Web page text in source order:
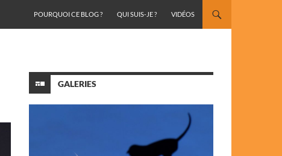
POURQUOI CE BLOG ?
QUI SUIS-JE ? VIDÉOS
GALERIES